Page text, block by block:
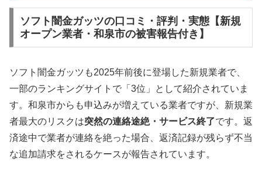
ソフト闇金ガッツの口コミ・評判・実態【新規
オープン業者・和泉市の被害報告付き】
ソフト闇金ガッツも2025年前後に登場した新規業者で、
一部のランキングサイトで「3位」として紹介されていま
す。和泉市からも申込みが増えている業者ですが、新規業
者最大のリスクは突然の連絡途絶・サービス終了です。返
済途中で業者が連絡を絶った場合、返済記録が残らず不当
な追加請求をされるケースが報告されています。